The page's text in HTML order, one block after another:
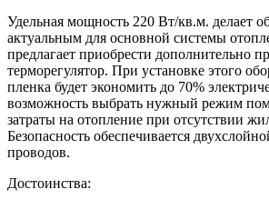
Удельная мощность 220 Вт/кв.м. делает
актуальным для основной системы
предлагает приобрести дополнительно
терморегулятор. При установке этого
пленка будет экономить до 70%
возможность выбрать нужный режим
затраты на отопление при отсутствии
Безопасность обеспечивается
проводов.
Достоинства: